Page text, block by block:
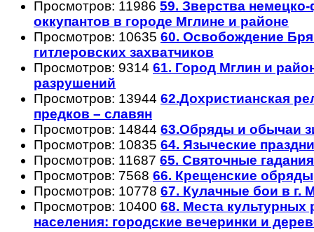
Просмотров: 11986 59. Зверства
оккупантов в городе Мглине и районе
Просмотров: 10635 60. Освобождение
гитлеровских захватчиков
Просмотров: 9314 61. Город Мглин и
разрушений
Просмотров: 13944 62.Дохристианская
предков – славян
Просмотров: 14844 63.Обряды и обычаи
Просмотров: 10835 64. Языческие
Просмотров: 11687 65. Святочные гадания
Просмотров: 7568 66. Крещенские обряды
Просмотров: 10778 67. Кулачные бои в г.
Просмотров: 10400 68. Места культурных
населения: городские вечеринки и